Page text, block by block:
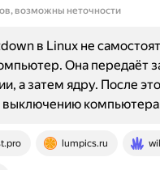
возможны неточности
lumpics.ru
в Linux не
Она передаёт
а затем ядру. После
выключению